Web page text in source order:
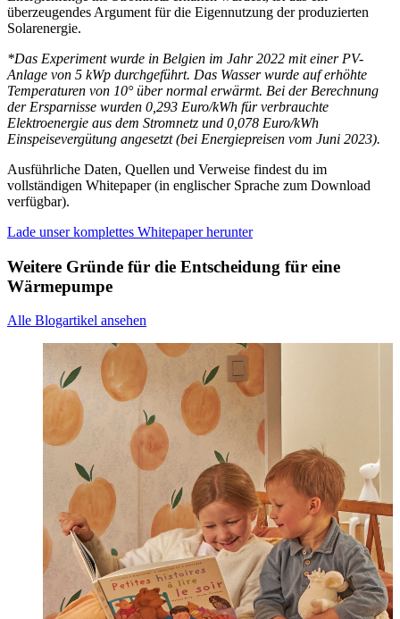
überzeugendes Argument für die Eigennutzung der produzierten
Solarenergie.
*Das Experiment wurde in Belgien im Jahr 2022 mit einer PV-
Anlage von 5 kWp durchgeführt. Das Wasser wurde auf erhöhte
Temperaturen von 10° über normal erwärmt. Bei der Berechnung
der Ersparnisse wurden 0,293 Euro/kWh für verbrauchte
Elektroenergie aus dem Stromnetz und 0,078 Euro/kWh
Einspeisevergütung angesetzt (bei Energiepreisen vom Juni 2023).
Ausführliche Daten, Quellen und Verweise findest du im
vollständigen Whitepaper (in englischer Sprache zum Download
verfügbar).
Lade unser komplettes Whitepaper herunter
Weitere Gründe für die Entscheidung für eine
Wärmepumpe
Alle Blogartikel ansehen